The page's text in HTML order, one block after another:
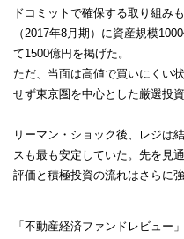
ドコミットで確保する取り組み
（2017年8月期）に資産規模
て1500億円を掲げた。
ただ、当面は高値で買いにくい
せず東京圏を中心とした厳選投資
リーマン・ショック後、レジは
スも最も安定していた。先を見
評価と積極投資の流れはさらに
「不動産経済ファンドレビュー